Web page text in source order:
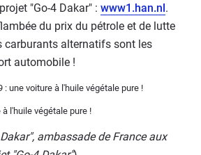
"Go-4 Dakar" : www1.han.nl.
du prix du pétrole et de lutte
carburants alternatifs sont les
automobile !
ambassade de France aux